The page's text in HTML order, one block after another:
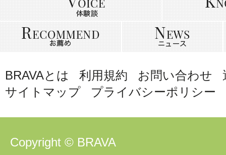
BRAVAとは 利用規約 お問い合わせ
サイトマップ
プライバシーポリシー
Copyright © BRAVA